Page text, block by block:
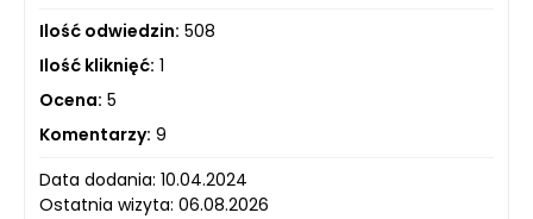
Ilość odwiedzin: 508
Ilość kliknięć: 1
Ocena: 5
Komentarzy: 9
Data dodania: 10.04.2024
Ostatnia wizyta: 06.08.2026